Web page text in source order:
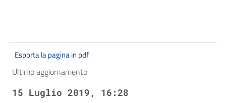
Esporta la pagina in pdf
Ultimo aggiornamento
15 Luglio 2019, 16:28